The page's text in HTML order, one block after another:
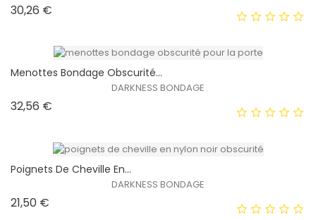
HORS STOCK
30,26 €
Menottes Bondage Obscurité...
DARKNESS BONDAGE
32,56 €
Poignets De Cheville En...
DARKNESS BONDAGE
21,50 €